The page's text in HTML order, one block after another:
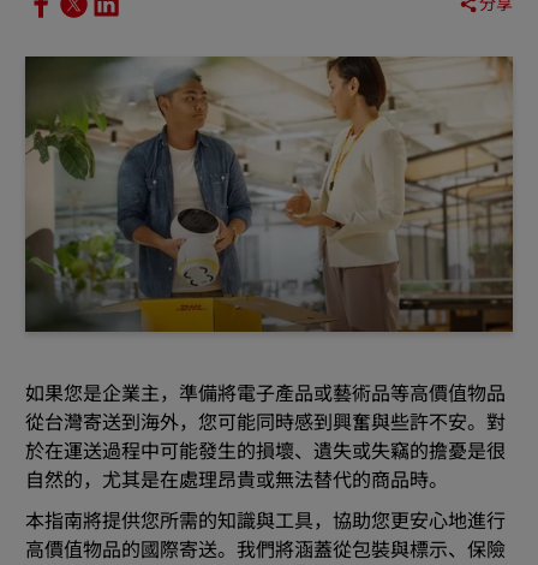
分享
如果您是企業主，準備將電子產品或藝術品等高價值物品
從台灣寄送到海外，您可能同時感到興奮與些許不安。對
於在運送過程中可能發生的損壞、遺失或失竊的擔憂是很
自然的，尤其是在處理昂貴或無法替代的商品時。
本指南將提供您所需的知識與工具，協助您更安心地進行
高價值物品的國際寄送。我們將涵蓋從包裝與標示、保險